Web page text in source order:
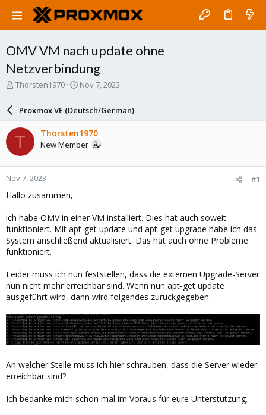
OMV VM nach update ohne
Netzverbindung
T
a
d
t
a
r
t
e
Thorsten1970
S
a
r
d
a
e
Nov 7, 2023
Proxmox VE (Deutsch/German)
T Thorsten1970
New Member
Nov 7, 2023 #1
Hallo zusammen,
ich habe OMV in einer VM installiert. Dies hat auch soweit
funktioniert. Mit apt-get update und apt-get upgrade habe ich das
System anschließend aktualisiert. Das hat auch ohne Probleme
funktioniert.
Leider muss ich nun feststellen, dass die externen Upgrade-Server
nun nicht mehr erreichbar sind. Wenn nun apt-get update
ausgeführt wird, dann wird folgendes zurückgegeben:
An welcher Stelle muss ich hier schrauben, dass die Server wieder
erreichbar sind?
Ich bedanke mich schon mal im Voraus für eure Unterstützung.